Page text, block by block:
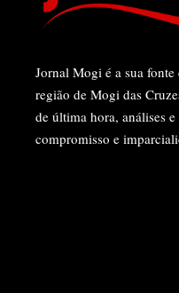
Jornal Mogi é a sua
região de Mogi das
de última hora, análises
compromisso e